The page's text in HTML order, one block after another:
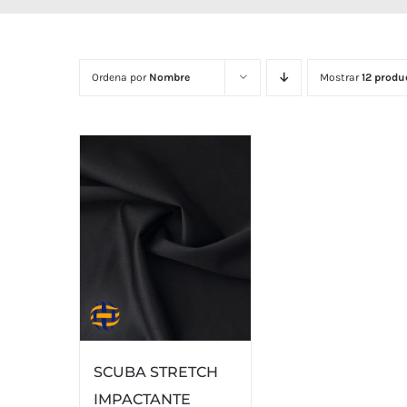
Ordena por Nombre Mostrar12
SCUBA STRETCH
IMPACTANTE